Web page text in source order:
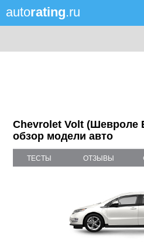
autorating.ru
Chevrolet Volt (Шевроле
обзор модели авто
ТЕСТЫ ОТЗЫВЫ